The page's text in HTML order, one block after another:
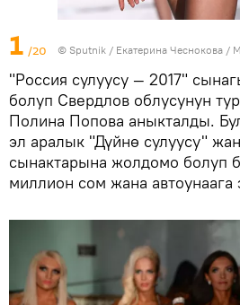
1 /20 © Sputnik / Екатерина Чеснокова /
"Россия сулуусу — 2017"
болуп Свердлов облусунун
Полина Попова аныкталды.
эл аралык "Дүйнө сулуусу"
сынактарына жолдомо болуп
миллион сом жана автоунаага